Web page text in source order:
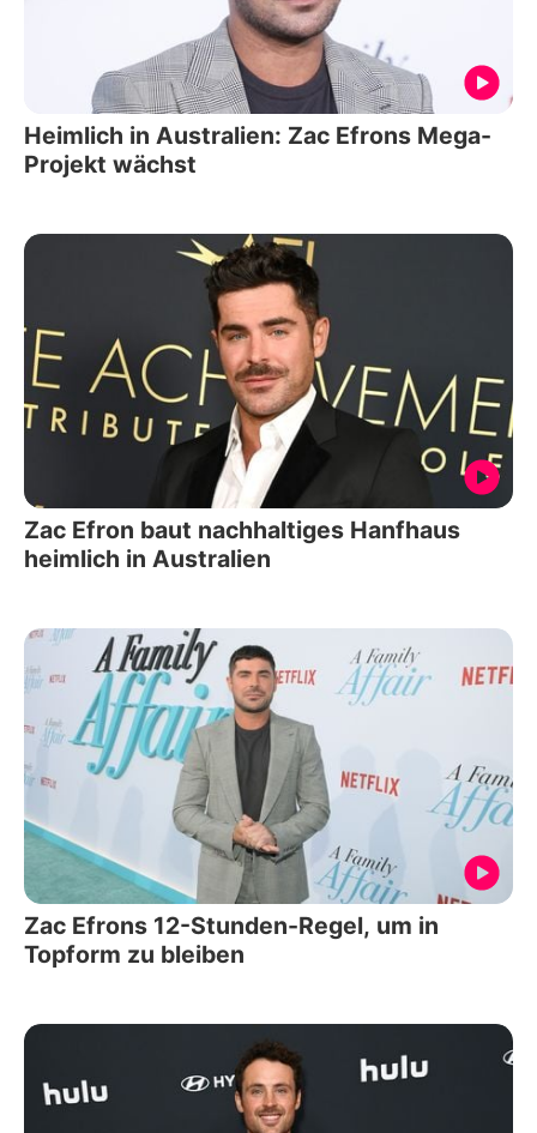
Heimlich in Australien: Zac Efrons Mega-
Projekt wächst
Zac Efron baut nachhaltiges Hanfhaus
heimlich in Australien
Zac Efrons 12-Stunden-Regel, um in
Topform zu bleiben